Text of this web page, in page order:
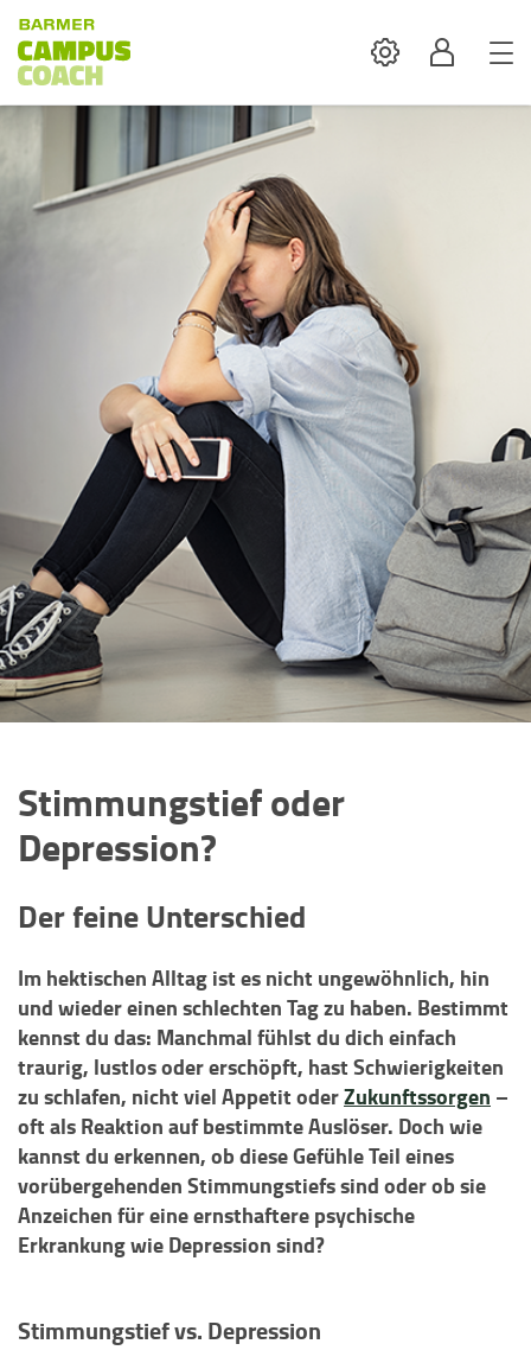
SettingsProfil
Stimmungstief oder
Depression?
Der feine Unterschied
Im hektischen Alltag ist es nicht ungewöhnlich, hin
und wieder einen schlechten Tag zu haben. Bestimmt
kennst du das: Manchmal fühlst du dich einfach
traurig, lustlos oder erschöpft, hast Schwierigkeiten
zu schlafen, nicht viel Appetit oderZukunftssorgen –
oft als Reaktion auf bestimmte Auslöser. Doch wie
kannst du erkennen, ob diese Gefühle Teil eines
vorübergehenden Stimmungstiefs sind oder ob sie
Anzeichen für eine ernsthaftere psychische
Erkrankung wie Depression sind?
Stimmungstief vs. Depression